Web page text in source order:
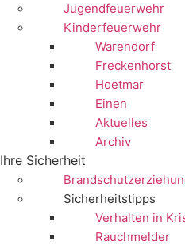
Jugendfeuerwehr
Kinderfeuerwehr
Warendorf
Freckenhorst
Hoetmar
Einen
Aktuelles
Archiv
Ihre Sicherheit
Sicherheitstipps
Verhalten in
Rauchmelder